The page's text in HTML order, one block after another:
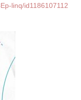
linq/id1186107112